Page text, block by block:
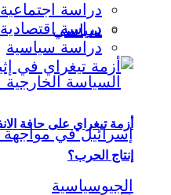
سياسي
دراسة اجتماعية
دراسة اقتصادية
دراسة سياسية
أزمة تيغراي على حافة
إنتاج الحرب؟